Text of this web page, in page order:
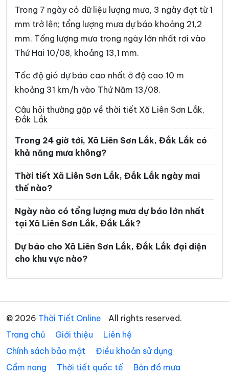
Xã Ea Kly Xã Ea Knốp
Xã Ea Knuếc Xã Ea Ktur
Xã Ea Na Xã Ea Ning
Xã Ea Păl
Xã Ea Riêng Xã Ea Rốk
Xã Ea Súp
Xã Ea Tul Xã Ea Wer
Xã Ea Wy Xã Hòa Mỹ
Xã Hòa Sơn Xã Hòa Thịnh
Xã Ia Lốp
Xã Ia Rvê
Xã Krông Ana Xã Krông Bông
Xã Krông Búk Xã Krông Năng
Xã Krông Nô Xã Krông Pắc
Xã M’Drắk Xã Nam Ka
Trong 7 ngày có dữ liệu lượng mưa, 3 ngày đạt từ 1
mm trở lên; tổng lượng mưa dự báo khoảng 21,2
mm. Tổng lượng mưa trong ngày lớn nhất rơi vào
Thứ Hai 10/08, khoảng 13,1 mm.
Tốc độ gió dự báo cao nhất ở độ cao 10 m
khoảng 31 km/h vào Thứ Năm 13/08.
Câu hỏi thường gặp về thời tiết Xã Liên Sơn Lắk,
Đắk Lắk
Trong 24 giờ tới, Xã Liên Sơn Lắk, Đắk Lắk có
khả năng mưa không?
Thời tiết Xã Liên Sơn Lắk, Đắk Lắk ngày mai
thế nào?
Ngày nào có tổng lượng mưa dự báo lớn nhất
tại Xã Liên Sơn Lắk, Đắk Lắk?
Dự báo cho Xã Liên Sơn Lắk, Đắk Lắk đại diện
cho khu vực nào?
© 2026 Thời Tiết Online
All rights reserved.
Trang chủ
Giới thiệu
Liên hệ
Chính sách bảo mật
Điều khoản sử dụng
Cẩm nang
Thời tiết quốc tế Bản đồ mưa